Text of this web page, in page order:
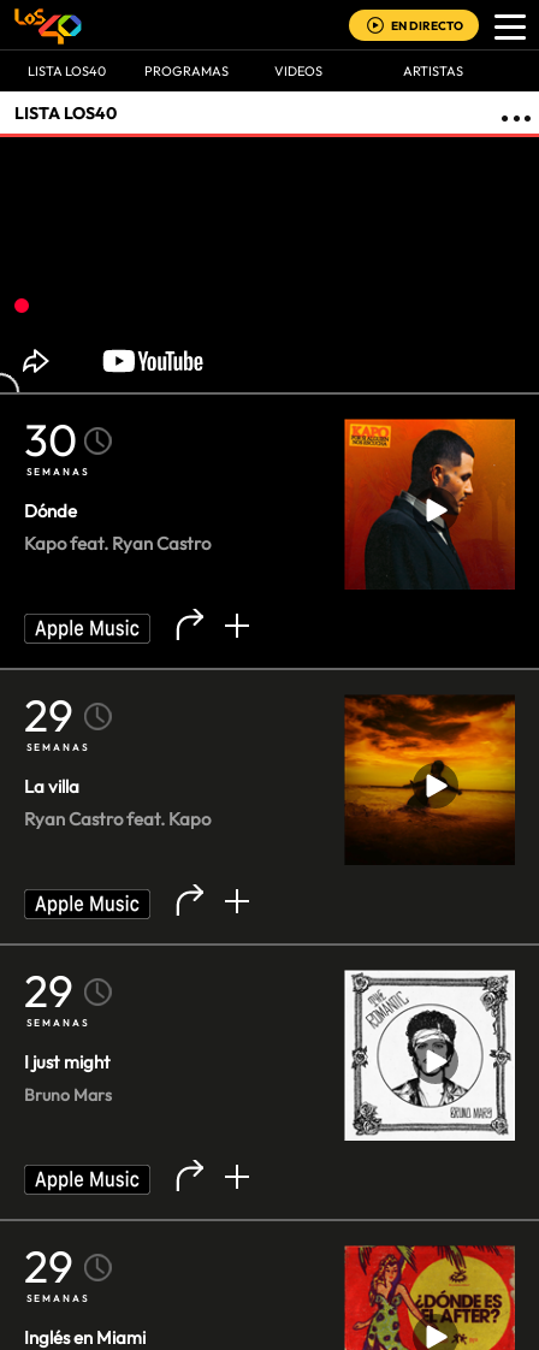
EN DIRECTO
LISTA LOS40 PROGRAMAS VIDEOS ARTISTAS
LISTA LOS40
30
SEMANAS
Dónde
Kapo feat. Ryan Castro
29
SEMANAS
La villa
Ryan Castro feat. Kapo
29
SEMANAS
I just might
Bruno Mars
29
SEMANAS
Inglés en Miami